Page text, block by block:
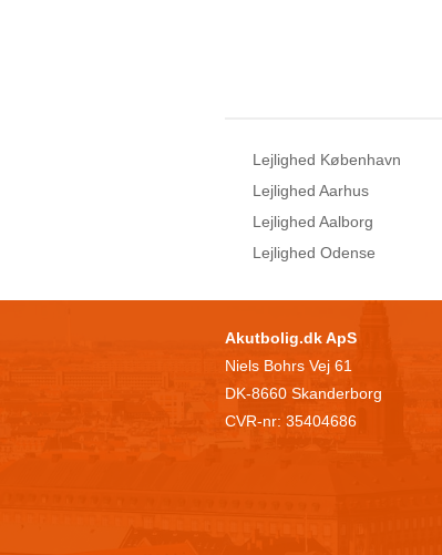
Lejlighed København
Lejlighed Aarhus
Lejlighed Aalborg
Lejlighed Odense
Akutbolig.dk ApS
Niels Bohrs Vej 61
DK-8660 Skanderborg
CVR-nr: 35404686